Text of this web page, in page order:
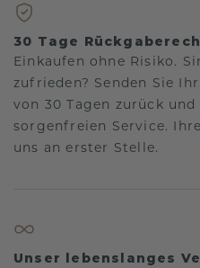
30 Tage
Einkaufen ohne Risiko.
zufrieden? Senden Sie
von 30 Tagen zurück und
sorgenfreien Service.
uns an erster Stelle.
Unser lebenslanges